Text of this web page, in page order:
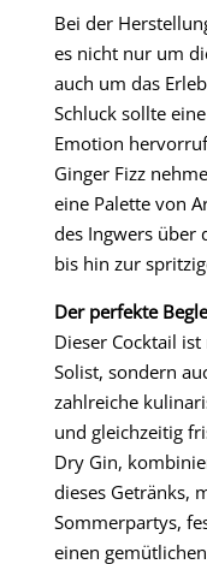
Bei der
es nicht nur um
auch um das
Schluck sollte
Emotion
Ginger Fizz
eine Palette von
des Ingwers über
bis hin zur
Der perfekte
Dieser Cocktail
Solist, sondern
zahlreiche
und gleichzeitig
Dry Gin,
dieses Getränks,
Sommerpartys,
einen